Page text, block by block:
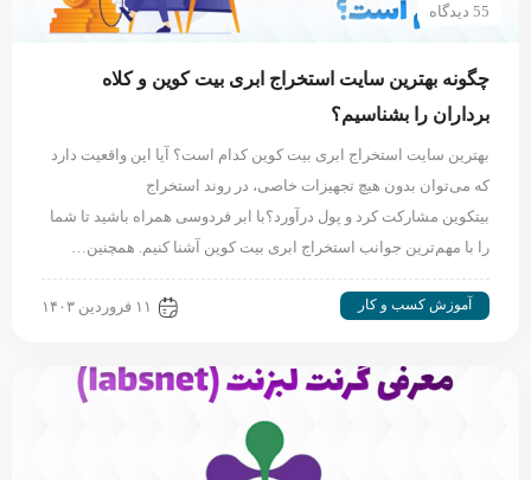
55 دیدگاه
چگونه بهترین سایت استخراج ابری بیت کوین و کلاه
برداران را بشناسیم؟
بهترین سایت استخراج ابری بیت کوین کدام است؟ آیا این واقعیت دارد
که می‌توان بدون هیچ تجهیزات خاصی، در روند استخراج
بیتکوین مشارکت کرد و پول درآورد؟با ابر فردوسی همراه باشید تا شما
را با مهم‌ترین جوانب استخراج ابری بیت کوین آشنا کنیم. همچنین…
آموزش کسب و کار ۱۱ فروردین ۱۴۰۳